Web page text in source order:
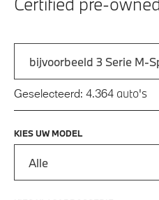
Zoek naar een automodel,
Typ een automodel in en
Geselecteerd: 4.364 auto's
KIES UW MODEL